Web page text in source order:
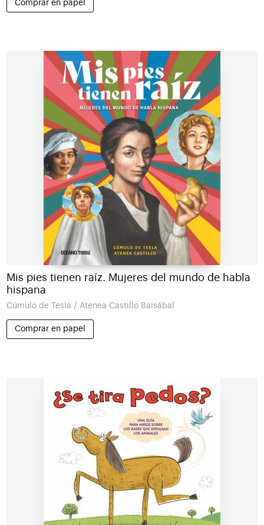
Comprar en papel
Mis pies tienen raíz. Mujeres del mundo de habla
hispana
Cúmulo de Tesla / Atenea Castillo Baisábal
Comprar en papel